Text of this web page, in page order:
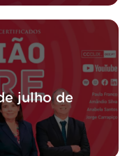
julho de